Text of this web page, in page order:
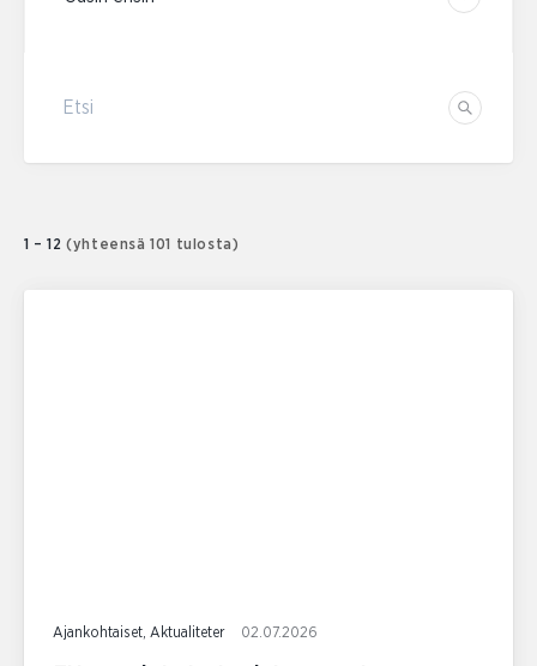
Etsi
1 – 12 (yhteensä 101 tulosta)
Ajankohtaiset, Aktualiteter 02.07.2026